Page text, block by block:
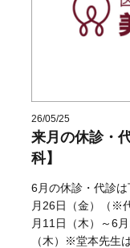
26/05/25
来月の休診・
科】
6月の休診・代診
月26日（金）（※
月11日（木）～6
（木）※堂本先生